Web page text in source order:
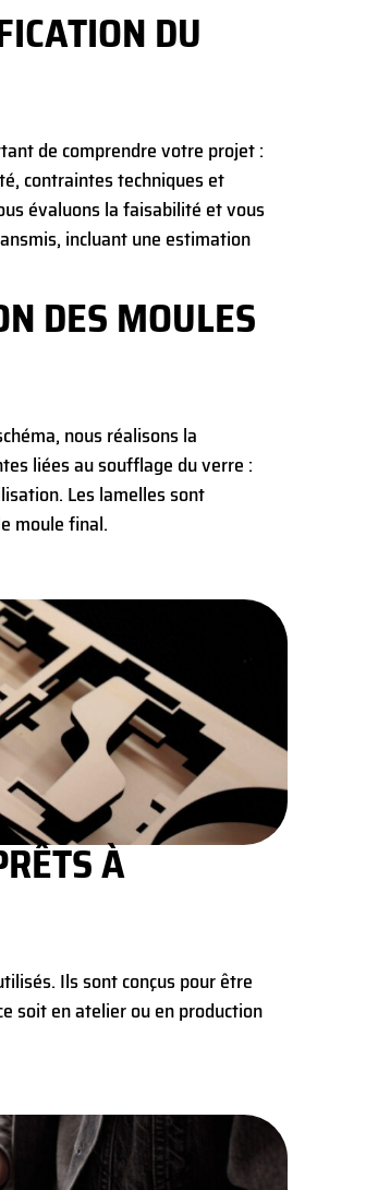
DU
de comprendre votre projet :
contraintes techniques et
évaluons la faisabilité et vous
incluant une estimation
DES MOULES
nous réalisons la
liées au soufflage du verre :
Les lamelles sont
moule final.
À
Ils sont conçus pour être
soit en atelier ou en production